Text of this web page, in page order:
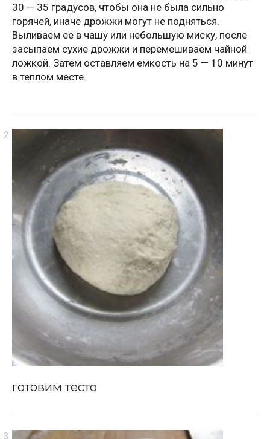
30 — 35 градусов, чтобы она не была сильно
горячей, иначе дрожжи могут не подняться.
Выливаем ее в чашу или небольшую миску, после
засыпаем сухие дрожжи и перемешиваем чайной
ложкой. Затем оставляем емкость на 5 — 10 минут
в теплом месте.
готовим тесто